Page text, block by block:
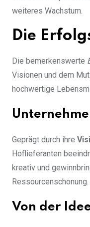
weiteres Wachstum.
Die
Die bemerkenswerte
Visionen und dem
hochwertige
Geprägt durch ihre
Hoflieferanten
kreativ und
Ressourcenschonung.
Von der